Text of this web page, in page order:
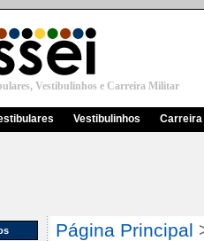
Vestibulinhos e Carreira Militar
Vestibulinhos
Página Principal